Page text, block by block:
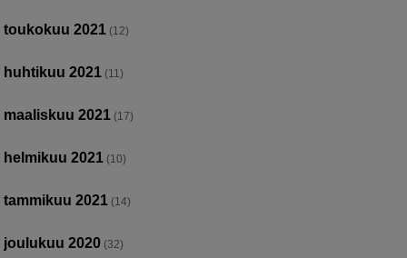
toukokuu 2021 (12)
huhtikuu 2021 (11)
maaliskuu 2021 (17)
helmikuu 2021 (10)
tammikuu 2021 (14)
joulukuu 2020 (32)